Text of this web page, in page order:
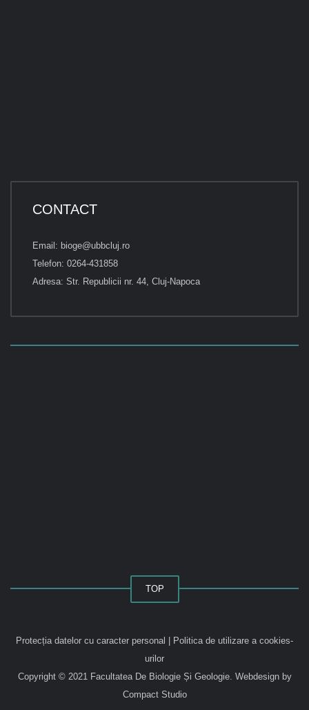
CONTACT
Email: bioge@ubbcluj.ro
Telefon: 0264-431858
Adresa: Str. Republicii nr. 44, Cluj-Napoca
TOP
Protecția datelor cu caracter personal
Politica de utilizare a cookies-
urilor
Copyright © 2021 Facultatea De Biologie Și Geologie. Webdesign by
Compact Studio